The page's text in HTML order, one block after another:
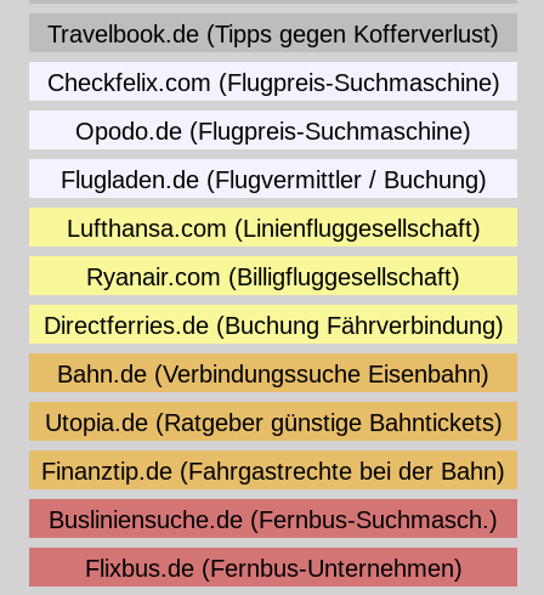
Travelbook.de (Tipps gegen Kofferverlust)
Checkfelix.com (Flugpreis-Suchmaschine)
Opodo.de (Flugpreis-Suchmaschine)
Flugladen.de (Flugvermittler / Buchung)
Lufthansa.com (Linienfluggesellschaft)
Ryanair.com (Billigfluggesellschaft)
Directferries.de (Buchung Fährverbindung)
Bahn.de (Verbindungssuche Eisenbahn)
Utopia.de (Ratgeber günstige Bahntickets)
Finanztip.de (Fahrgastrechte bei der Bahn)
Busliniensuche.de (Fernbus-Suchmasch.)
Flixbus.de (Fernbus-Unternehmen)